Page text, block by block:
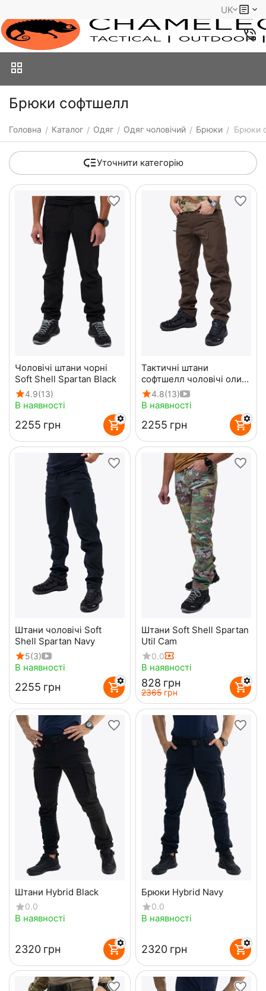
UK
Брюки софтшелл
Головна / Каталог / Одяг / Одяг чоловічий / Брюки / Брюки
Уточнити категорію
Чоловічі штани чорні
Soft Shell Spartan Black
4.9(13)
В наявності
‍2255‍ грн
Тактичні штани
софтшелл чоловічі олива
Soft Shell Spartan Olive
4.8(13)
В наявності
‍2255‍ грн
Штани чоловічі Soft
Shell Spartan Navy
5(3)
В наявності
‍2255‍ грн
Штани Soft Shell Spartan
Util Cam
0.0
В наявності
‍828‍ грн
‍2365‍ грн
Штани Hybrid Black
0.0
В наявності
‍2320‍ грн
Брюки Hybrid Navy
0.0
В наявності
‍2320‍ грн